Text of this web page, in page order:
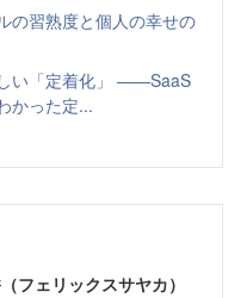
の習熟度と個人の幸せの
い「定着化」 ――SaaS
かった定...
フェリックスサヤカ）